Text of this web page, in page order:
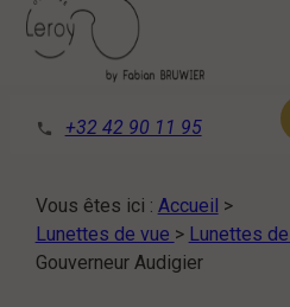
phone +32 42 90 11 95
Vous êtes ici : Accueil >
Lunettes de vue > Lunettes
Gouverneur Audigier
Panneau de gestion des cookies